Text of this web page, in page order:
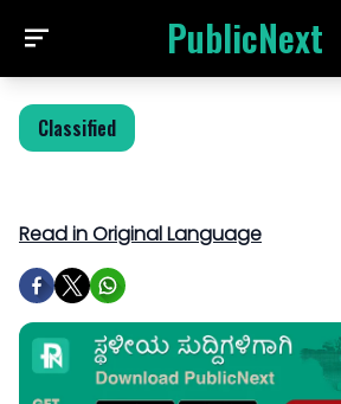
PublicNext
Classified
Read in Original Language